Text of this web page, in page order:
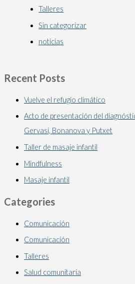
Talleres
Sin categorizar
noticias
Recent Posts
Vuelve el refugio climático
Acto de presentación del
Gervasi, Bonanova y Putxet
Taller de masaje infantil
Mindfulness
Masaje infantil
Categories
Comunicación
Comunicación
Talleres
Salud comunitaria